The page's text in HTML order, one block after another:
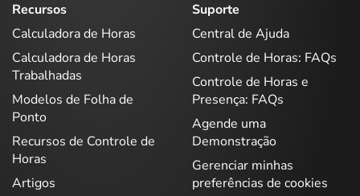
Recursos
Calculadora de Horas
Calculadora de Horas
Trabalhadas
Modelos de Folha de
Ponto
Recursos de Controle de
Horas
Artigos
Suporte
Central de Ajuda
Controle de Horas: FAQs
Controle de Horas e
Presença: FAQs
Agende uma
Demonstração
Gerenciar minhas
preferências de cookies